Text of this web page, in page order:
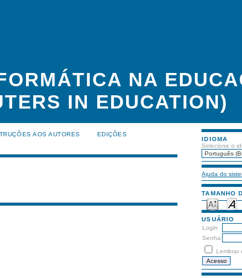
NA
IN EDUCATION)
IDIOMA
Selecione o
Ajuda do
TAMANHO
USUÁRIO
Login
Senha
Lembrar
AOS AUTORES
EDIÇÕES